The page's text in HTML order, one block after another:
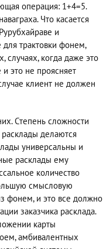
операция: 1+4=5.
Что касается
и
трактовки фонем,
когда даже это
это не проясняет
клиент не должен
Степень сложности
расклады делаются
универсальны и
расклады ему
количество
смысловую
фонем, и это все должно
заказчика расклада.
карты
амбивалентных